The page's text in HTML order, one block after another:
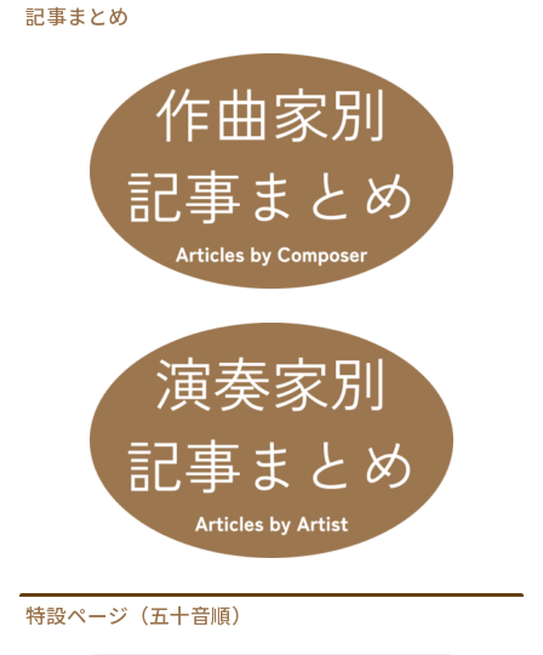
記事まとめ
特設ページ（五十音順）